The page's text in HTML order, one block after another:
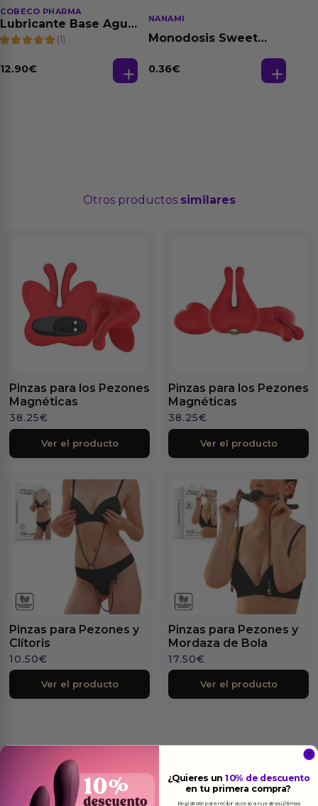
COBECO PHARMA
Lubricante Base Agua
100% Natural 125 ml
(1)
12.90€
NANAMI
Monodosis Sweet
0.36€
Otros productos similares
Pinzas para los Pezones
Magnéticas
38.25€
Ver el producto
Pinzas para los Pezones
Magnéticas
38.25€
Ver el producto
Pinzas para Pezones y
Clítoris
10.50€
Ver el producto
Pinzas para Pezones y
Mordaza de Bola
17.50€
Ver el producto
Más informacion
¿Quieres un10% de descuento
en tu primera compra?
Regístrate para recibir acceso a nuestras últimas